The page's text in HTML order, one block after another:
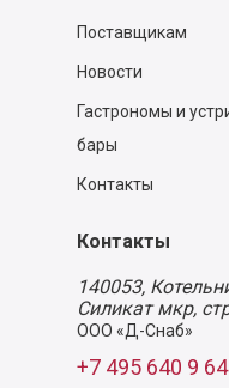
Поставщикам
Новости
Гастрономы и
бары
Контакты
Контакты
140053,
Силикат мкр,
ООО «Д-Снаб»
+7 495 640 9